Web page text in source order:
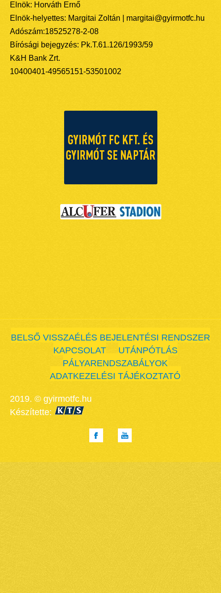
Elnök: Horváth Ernő
Elnök-helyettes: Margitai Zoltán | margitai@gyirmotfc.hu
Adószám:18525278-2-08
Bírósági bejegyzés: Pk.T.61.126/1993/59
K&H Bank Zrt.
10400401-49565151-53501002
BELSŐ VISSZAÉLÉS BEJELENTÉSI RENDSZER
KAPCSOLAT
UTÁNPÓTLÁS
PÁLYARENDSZABÁLYOK
ADATKEZELÉSI TÁJÉKOZTATÓ
2019. © gyirmotfc.hu
Készítette: